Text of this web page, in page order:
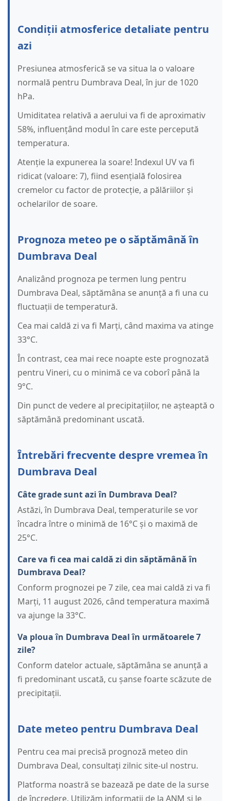
Condiții atmosferice detaliate pentru
azi
Presiunea atmosferică se va situa la o valoare
normală pentru Dumbrava Deal, în jur de 1020
hPa.
Umiditatea relativă a aerului va fi de aproximativ
58%, influențând modul în care este percepută
temperatura.
Atenție la expunerea la soare! Indexul UV va fi
ridicat (valoare: 7), fiind esențială folosirea
cremelor cu factor de protecție, a pălăriilor și
ochelarilor de soare.
Prognoza meteo pe o săptămână în
Dumbrava Deal
Analizând prognoza pe termen lung pentru
Dumbrava Deal, săptămâna se anunță a fi una cu
fluctuații de temperatură.
Cea mai caldă zi va fi Marți, când maxima va atinge
33°C.
În contrast, cea mai rece noapte este prognozată
pentru Vineri, cu o minimă ce va coborî până la
9°C.
Din punct de vedere al precipitațiilor, ne așteaptă o
săptămână predominant uscată.
Întrebări frecvente despre vremea în
Dumbrava Deal
Câte grade sunt azi în Dumbrava Deal?
Astăzi, în Dumbrava Deal, temperaturile se vor
încadra între o minimă de 16°C și o maximă de
25°C.
Care va fi cea mai caldă zi din săptămână în
Dumbrava Deal?
Conform prognozei pe 7 zile, cea mai caldă zi va fi
Marți, 11 august 2026, când temperatura maximă
va ajunge la 33°C.
Va ploua în Dumbrava Deal în următoarele 7
zile?
Conform datelor actuale, săptămâna se anunță a
fi predominant uscată, cu șanse foarte scăzute de
precipitații.
Date meteo pentru Dumbrava Deal
Pentru cea mai precisă prognoză meteo din
Dumbrava Deal, consultați zilnic site-ul nostru.
Platforma noastră se bazează pe date de la surse
de încredere. Utilizăm informații de la ANM și le